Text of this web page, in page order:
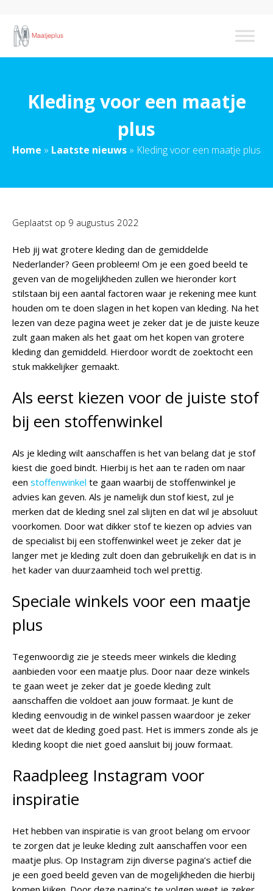
Kleding voor een maatje
plus
Home » Laatste nieuws » Kleding voor een maatje plus
Geplaatst op 9 augustus 2022
Heb jij wat grotere kleding dan de gemiddelde
Nederlander? Geen probleem! Om je een goed beeld te
geven van de mogelijkheden zullen we hieronder kort
stilstaan bij een aantal factoren waar je rekening mee kunt
houden om te doen slagen in het kopen van kleding. Na het
lezen van deze pagina weet je zeker dat je de juiste keuze
zult gaan maken als het gaat om het kopen van grotere
kleding dan gemiddeld. Hierdoor wordt de zoektocht een
stuk makkelijker gemaakt.
Als eerst kiezen voor de juiste stof
bij een stoffenwinkel
Als je kleding wilt aanschaffen is het van belang dat je stof
kiest die goed bindt. Hierbij is het aan te raden om naar
een stoffenwinkel te gaan waarbij de stoffenwinkel je
advies kan geven. Als je namelijk dun stof kiest, zul je
merken dat de kleding snel zal slijten en dat wil je absoluut
voorkomen. Door wat dikker stof te kiezen op advies van
de specialist bij een stoffenwinkel weet je zeker dat je
langer met je kleding zult doen dan gebruikelijk en dat is in
het kader van duurzaamheid toch wel prettig.
Speciale winkels voor een maatje
plus
Tegenwoordig zie je steeds meer winkels die kleding
aanbieden voor een maatje plus. Door naar deze winkels
te gaan weet je zeker dat je goede kleding zult
aanschaffen die voldoet aan jouw formaat. Je kunt de
kleding eenvoudig in de winkel passen waardoor je zeker
weet dat de kleding goed past. Het is immers zonde als je
kleding koopt die niet goed aansluit bij jouw formaat.
Raadpleeg Instagram voor
inspiratie
Het hebben van inspiratie is van groot belang om ervoor
te zorgen dat je leuke kleding zult aanschaffen voor een
maatje plus. Op Instagram zijn diverse pagina’s actief die
je een goed beeld geven van de mogelijkheden die hierbij